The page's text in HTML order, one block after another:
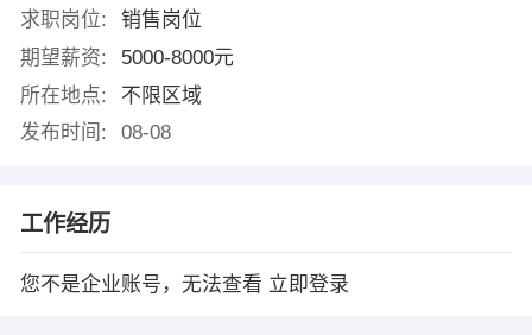
求职岗位:
销售岗位
期望薪资:
5000-8000元
所在地点:
不限区域
发布时间:
08-08
工作经历
您不是企业账号，无法查看 立即登录